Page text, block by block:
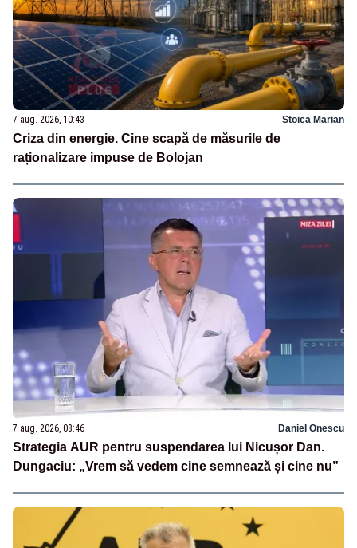
7 aug. 2026, 10:43 Stoica Marian
Criza din energie. Cine scapă de măsurile de
raționalizare impuse de Bolojan
7 aug. 2026, 08:46 Daniel Onescu
Strategia AUR pentru suspendarea lui Nicușor Dan.
Dungaciu: „Vrem să vedem cine semnează și cine nu”